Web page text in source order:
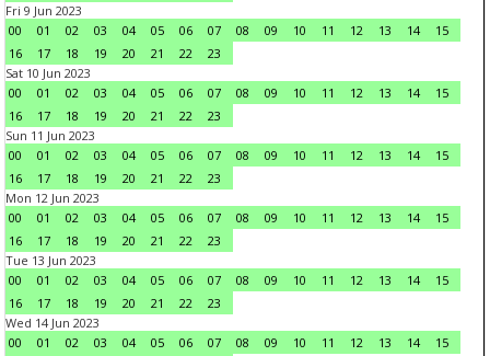
Fri 9 Jun 2023
00
01 02 03 04 05 06 07 08 09 10 11 12 13 14
15
16
17 18 19 20 21 22
23
Sat 10 Jun 2023
00
01 02 03 04 05 06 07 08 09 10 11 12 13 14
15
16
17 18 19 20 21 22
23
Sun 11 Jun 2023
00
01 02 03 04 05 06 07 08 09 10 11 12 13 14
15
16
17 18 19 20 21 22
23
Mon 12 Jun 2023
00
01 02 03 04 05 06 07 08 09 10 11 12 13 14
15
16
17 18 19 20 21 22
23
Tue 13 Jun 2023
00
01 02 03 04 05 06 07 08 09 10 11 12 13 14
15
16
17 18 19 20 21 22
23
Wed 14 Jun 2023
00
01 02 03 04 05 06 07 08 09 10 11 12 13 14
15